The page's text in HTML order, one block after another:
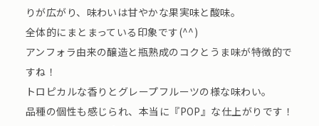
りが広がり、味わいは甘やかな果実味と酸味。
全体的にまとまっている印象です(^^)
アンフォラ由来の醸造と瓶熟成のコクとうま味が特徴的で
すね！
トロピカルな香りとグレープフルーツの様な味わい。
品種の個性も感じられ、本当に『POP』な仕上がりです！